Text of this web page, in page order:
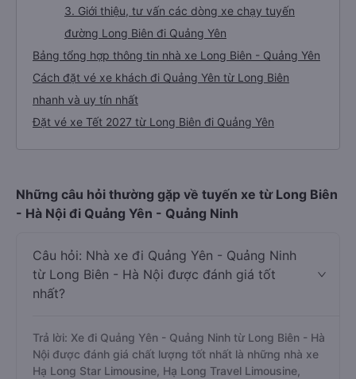
3. Giới thiệu, tư vấn các dòng xe chạy tuyến
đường Long Biên đi Quảng Yên
Bảng tổng hợp thông tin nhà xe Long Biên - Quảng Yên
Cách đặt vé xe khách đi Quảng Yên từ Long Biên
nhanh và uy tín nhất
Đặt vé xe Tết 2027 từ Long Biên đi Quảng Yên
Những câu hỏi thường gặp về tuyến xe từ Long Biên
- Hà Nội đi Quảng Yên - Quảng Ninh
Câu hỏi: Nhà xe đi Quảng Yên - Quảng Ninh
từ Long Biên - Hà Nội được đánh giá tốt
nhất?
Trả lời: Xe đi Quảng Yên - Quảng Ninh từ Long Biên - Hà
Nội được đánh giá chất lượng tốt nhất là những nhà xe
Hạ Long Star Limousine, Hạ Long Travel Limousine,